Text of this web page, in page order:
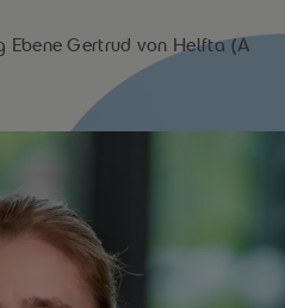
Ebene Gertrud von Helfta (A